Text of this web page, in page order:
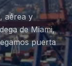
aérea y
de Miami,
puerta